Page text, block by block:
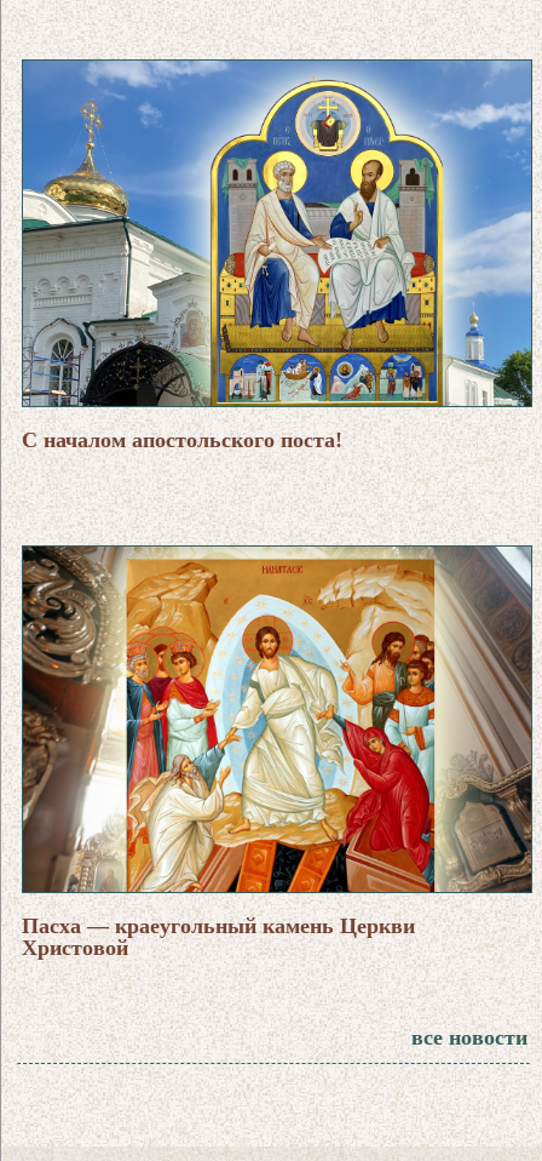
С началом апостольского поста!
Пасха — краеугольный камень Церкви
Христовой
все новости